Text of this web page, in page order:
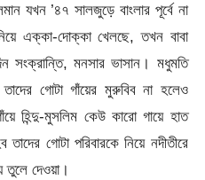
যখন ’৪৭ সালজুড়ে বাংলার পূর্বে না
এক্কা-দোক্কা খেলছে, তখন বাবা
সংক্রান্তি, মনসার ভাসান। মধুমতি
গোটা গাঁয়ের মুরুবিব না হলেও
হিন্দু-মুসলিম কেউ কারো গায়ে হাত
গোটা পরিবারকে নিয়ে নদীতীরে
তুলে দেওয়া।